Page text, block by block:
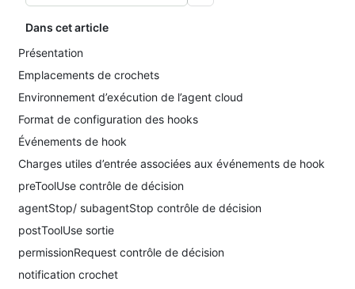
Dans cet article
Présentation
Emplacements de crochets
Environnement d’exécution de l’agent cloud
Format de configuration des hooks
Événements de hook
Charges utiles d’entrée associées aux événements de hook
preToolUse contrôle de décision
agentStop/ subagentStop contrôle de décision
postToolUse sortie
permissionRequest contrôle de décision
notification crochet